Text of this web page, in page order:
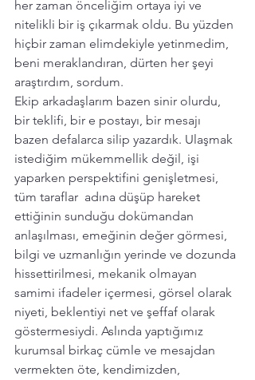
her zaman önceliğim ortaya iyi ve
nitelikli bir iş çıkarmak oldu. Bu yüzden
hiçbir zaman elimdekiyle yetinmedim,
beni meraklandıran, dürten her şeyi
araştırdım, sordum.
Ekip arkadaşlarım bazen sinir olurdu,
bir teklifi, bir e postayı, bir mesajı
bazen defalarca silip yazardık. Ulaşmak
istediğim mükemmellik değil, işi
yaparken perspektifini genişletmesi,
tüm taraflar  adına düşüp hareket
ettiğinin sunduğu dokümandan
anlaşılması, emeğinin değer görmesi,
bilgi ve uzmanlığın yerinde ve dozunda
hissettirilmesi, mekanik olmayan
samimi ifadeler içermesi, görsel olarak
niyeti, beklentiyi net ve şeffaf olarak
göstermesiydi. Aslında yaptığımız
kurumsal birkaç cümle ve mesajdan
vermekten öte, kendimizden,